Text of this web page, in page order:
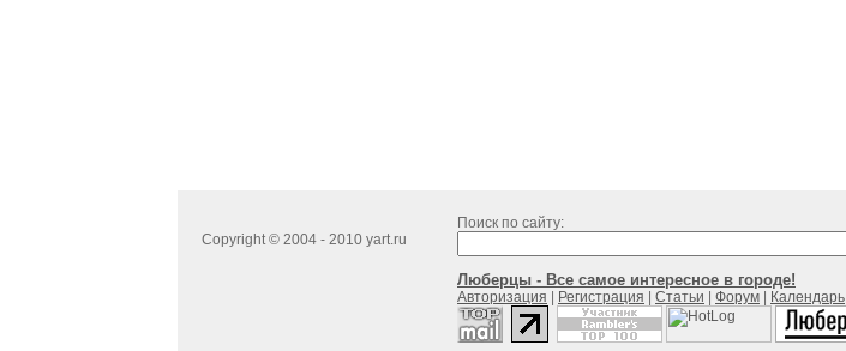
Copyright © 2004 - 2010 yart.ru
Поиск по сайту:
Люберцы - Все самое интересное в городе!
Авторизация Регистрация Статьи Форум Календарь